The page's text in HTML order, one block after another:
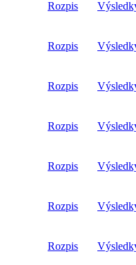
Rozpis
Rozpis
Rozpis
Rozpis
Rozpis
Rozpis
Rozpis